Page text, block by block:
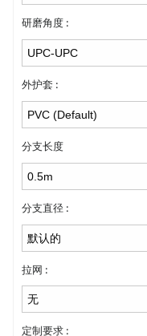
研磨角度 :
外护套 :
分支长度
分支直径 :
拉网 :
定制要求 :